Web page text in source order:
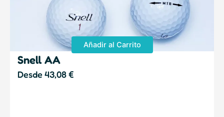
Añadir al Carrito
Snell AA
Desde43,08€